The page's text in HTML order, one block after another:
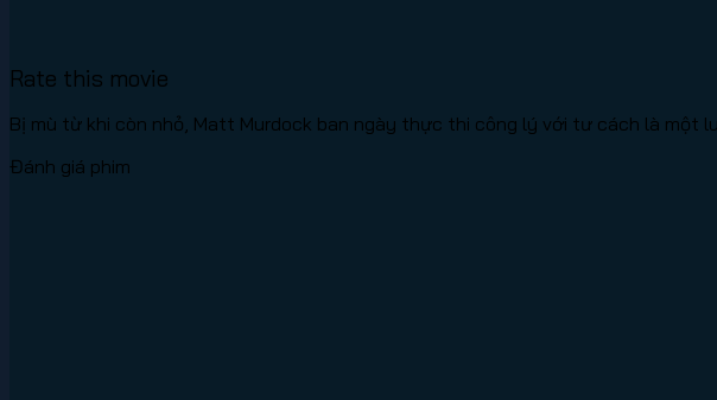
Rate this movie
Bị mù từ khi còn nhỏ, Matt Murdock ban ngày thực thi công lý với tư cách là một
Đánh giá phim